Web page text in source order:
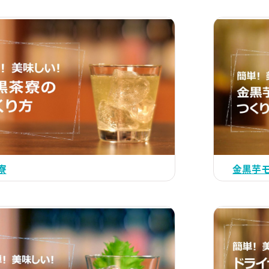
金黒芋